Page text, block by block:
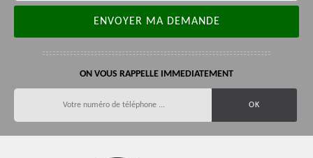
ON VOUS RAPPELLE IMMEDIATEMENT